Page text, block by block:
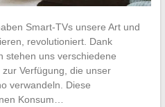
Smart-TVs unsere Art und
revolutioniert. Dank
stehen uns verschiedene
Verfügung, die unser
verwandeln. Diese
Konsum…